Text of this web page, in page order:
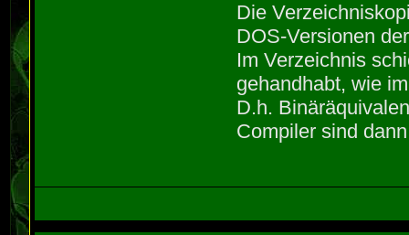
Die
DOS-Versionen
Im Verzeichnis
gehandhabt, wie
D.h.
Compiler sind